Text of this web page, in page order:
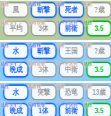
属性
風
武器種
斬撃
出身
死者
年齢
?歳
成長タイプ
平均
同時攻撃
3体
リーチ区分
前衛
連携
3.5
属性
水
武器種
斬撃
出身
王国
年齢
?歳
成長タイプ
晩成
同時攻撃
3体
リーチ区分
中衛
連携
3.5
属性
水
武器種
突撃
出身
恐竜
年齢
13歳
成長タイプ
晩成
同時攻撃
1体
リーチ区分
前衛
連携
3.5